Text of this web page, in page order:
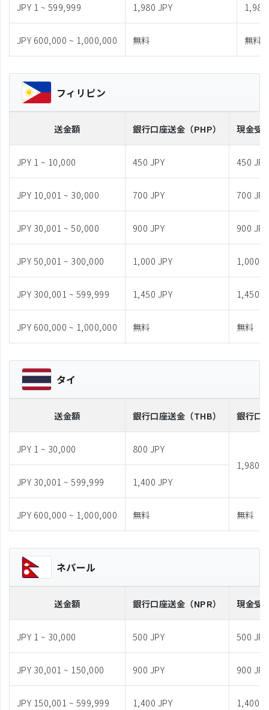
JPY 1 ~ 599,999 1,980 JPY 1,980
JPY 600,000 ~ 1,000,000 無料 無料
フィリピン
送金額 銀行口座送金 （PHP） 現金受
JPY 1 ~ 10,000 450 JPY 450 JPY
JPY 10,001 ~ 30,000 700 JPY 700 JPY
JPY 30,001 ~ 50,000 900 JPY 900 JPY
JPY 50,001 ~ 300,000 1,000 JPY 1,000
JPY 300,001 ~ 599,999 1,450 JPY 1,450
JPY 600,000 ~ 1,000,000 無料 無料
タイ
送金額 銀行口座送金 （THB） 銀行口
JPY 1 ~ 30,000
800 JPY
1,980
JPY 30,001 ~ 599,999
1,400 JPY
JPY 600,000 ~ 1,000,000 無料 無料
ネパール
送金額 銀行口座送金 （NPR） 現金受
JPY 1 ~ 30,000 500 JPY 500 JPY
JPY 30,001 ~ 150,000 900 JPY 900 JPY
JPY 150,001 ~ 599,999 1,400 JPY 1,400